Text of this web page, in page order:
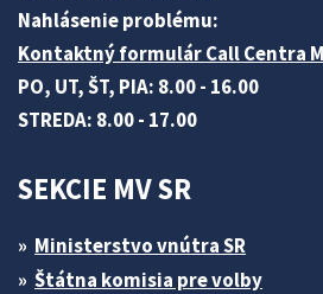
Nahlásenie problému:
Kontaktný formulár Call Centra
PO, UT, ŠT, PIA: 8.00 - 16.00
STREDA: 8.00 - 17.00
SEKCIE MV SR
Ministerstvo vnútra SR
Štátna komisia pre volby